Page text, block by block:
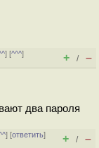
] [^^^]
+ / –
два пароля
] [ответить]
+ / –